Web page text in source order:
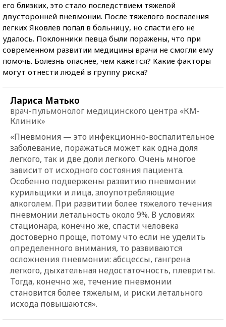
его близких, это стало последствием тяжелой
двусторонней пневмонии. После тяжелого воспаления
легких Яковлев попал в больницу, но спасти его не
удалось. Поклонники певца были поражены, что при
современном развитии медицины врачи не смогли ему
помочь. Болезнь опаснее, чем кажется? Какие факторы
могут отнести людей в группу риска?
Лариса Матько
врач-пульмонолог медицинского центра «КМ-
Клиник»
«Пневмония — это инфекционно-воспалительное
заболевание, поражаться может как одна доля
легкого, так и две доли легкого. Очень многое
зависит от исходного состояния пациента.
Особенно подвержены развитию пневмонии
курильщики и лица, злоупотребляющие
алкоголем. При развитии более тяжелого течения
пневмонии летальность около 9%. В условиях
стационара, конечно же, спасти человека
достоверно проще, потому что если не уделить
определенного внимания, то развиваются
осложнения пневмонии: абсцессы, гангрена
легкого, дыхательная недостаточность, плевриты.
Тогда, конечно же, течение пневмонии
становится более тяжелым, и риски летального
исхода повышаются».